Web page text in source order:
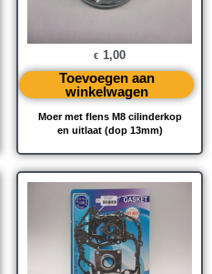
Moer met flens M8 cilinderkop
en uitlaat (dop 13mm)
€ 1,00
Toevoegen aan
winkelwagen